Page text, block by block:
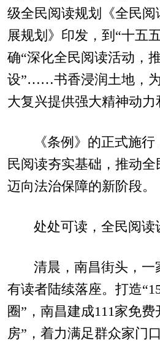
级全民阅读规划《全民阅
展规划》印发，到“十五
确“深化全民阅读活动，
设”……书香浸润土地，
大复兴提供强大精神动力
《条例》的正式施
民阅读夯实基础，推动
迈向法治保障的新阶段。
处处可读，全民阅读
清晨，南昌街头，一
有读者陆续落座。打造
圈”，南昌建成111家免
房”，着力满足群众家门